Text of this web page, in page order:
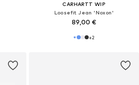
CARHARTT WIP
Loosefit Jean 'Noxon'
89,00 €
+2